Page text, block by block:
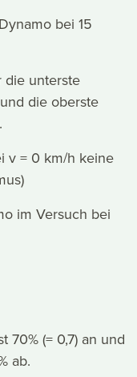
bei 15
die unterste
die oberste
v = 0 km/h keine
im Versuch bei
70% (= 0,7) an und
ab.